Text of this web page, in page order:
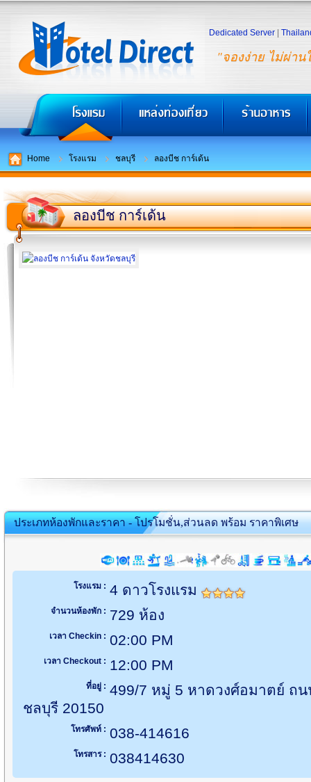
"จองง่าย ไม่ผ่าน
Dedicated Server
Home โรงแรม ชลบุรี ลองบีช การ์เด้น
ลองบีช การ์เด้น
ประเภทห้องพักและราคา - โปรโมชั่น,ส่วนลด พร้อม ราคาพิเศษ
โรงแรม : 4 ดาวโรงแรม
จำนวนห้องพัก : 729 ห้อง
เวลา Checkin : 02:00 PM
เวลา Checkout : 12:00 PM
ที่อยู่ : 499/7 หมู่ 5 หาดวงศ์อมาตย์ ถน
ชลบุรี 20150
โทรศัพท์ : 038-414616
โทรสาร : 038414630